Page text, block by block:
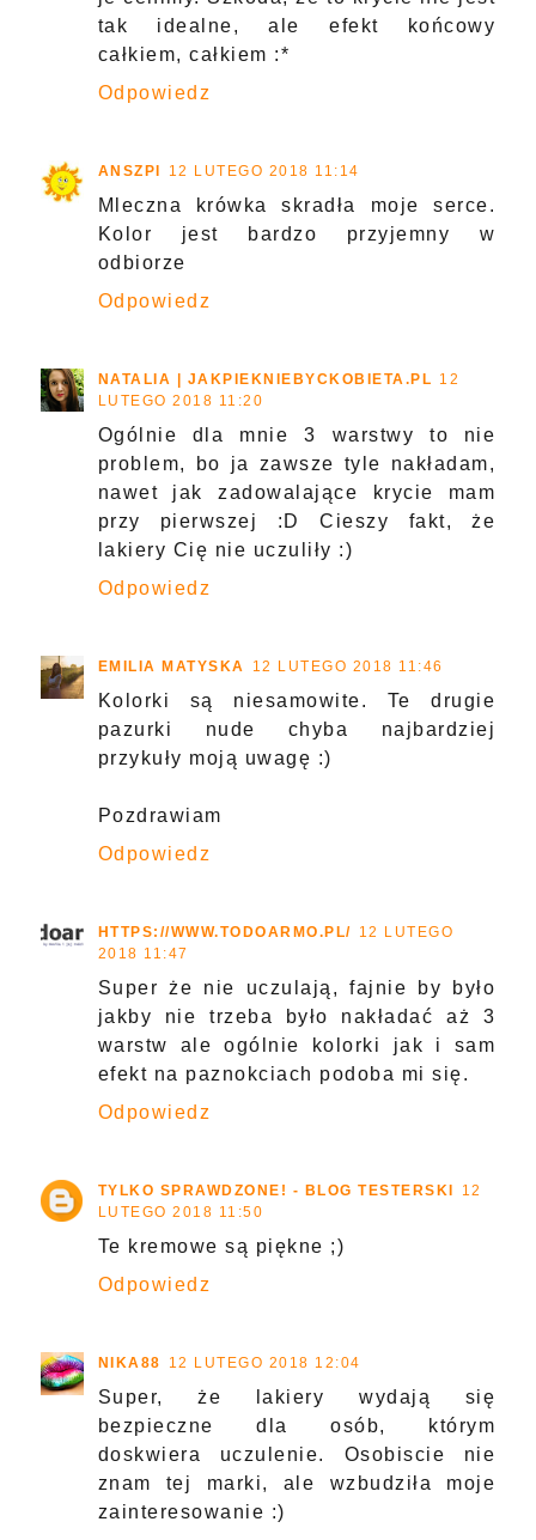
tak idealne, ale efekt końcowy
całkiem, całkiem :*
Odpowiedz
ANSZPI 12 LUTEGO 2018 11:14
Mleczna krówka skradła moje serce.
Kolor jest bardzo przyjemny w
odbiorze
Odpowiedz
NATALIA | JAKPIEKNIEBYCKOBIETA.PL 12
LUTEGO 2018 11:20
Ogólnie dla mnie 3 warstwy to nie
problem, bo ja zawsze tyle nakładam,
nawet jak zadowalające krycie mam
przy pierwszej :D Cieszy fakt, że
lakiery Cię nie uczuliły :)
Odpowiedz
EMILIA MATYSKA 12 LUTEGO 2018 11:46
Kolorki są niesamowite. Te drugie
pazurki nude chyba najbardziej
przykuły moją uwagę :)
Pozdrawiam
Odpowiedz
HTTPS://WWW.TODOARMO.PL/ 12 LUTEGO
2018 11:47
Super że nie uczulają, fajnie by było
jakby nie trzeba było nakładać aż 3
warstw ale ogólnie kolorki jak i sam
efekt na paznokciach podoba mi się.
Odpowiedz
TYLKO SPRAWDZONE! - BLOG TESTERSKI
12
LUTEGO 2018 11:50
Te kremowe są piękne ;)
Odpowiedz
NIKA88 12 LUTEGO 2018 12:04
Super, że lakiery wydają się
bezpieczne dla osób, którym
doskwiera uczulenie. Osobiscie nie
znam tej marki, ale wzbudziła moje
zainteresowanie :)